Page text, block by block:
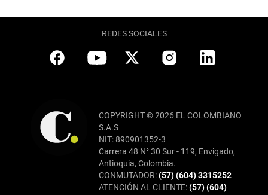
REDES SOCIALES
COPYRIGHT © 2026 EL COLOMBIANO
S.A.S
NIT: 890901352-3
Carrera 48 N° 30 Sur - 119, Envigado,
Antioquia, Colombia.
CONMUTADOR:(57) (604) 3315252
ATENCIÓN AL CLIENTE:(57) (604)